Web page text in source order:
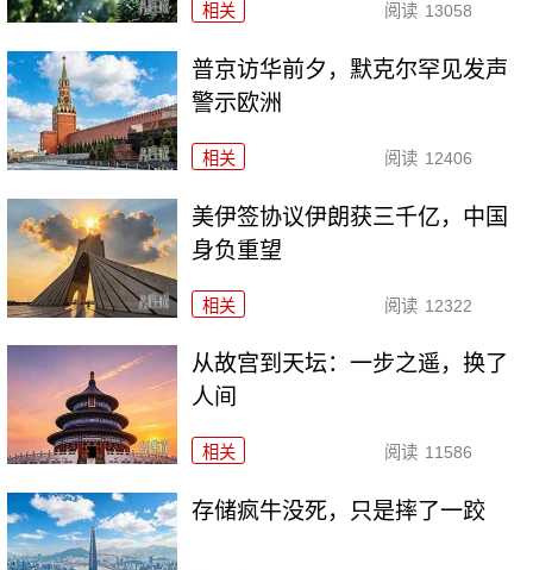
相关 阅读 13058
普京访华前夕，默克尔罕见发声
警示欧洲
相关 阅读 12406
美伊签协议伊朗获三千亿，中国
身负重望
相关 阅读 12322
从故宫到天坛：一步之遥，换了
人间
相关 阅读 11586
存储疯牛没死，只是摔了一跤